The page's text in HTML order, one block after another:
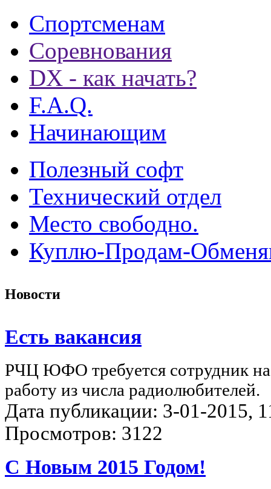
Спортсменам
Соревнования
DX - как начать?
F.A.Q.
Начинающим
Полезный софт
Технический отдел
Место свободно.
Куплю-Продам-
Новости
Есть вакансия
РЧЦ ЮФО требуется сотрудник
работу из числа радиолюбителей.
Дата публикации: 3-01-2015,
Просмотров: 3122
С Новым 2015 Годом!